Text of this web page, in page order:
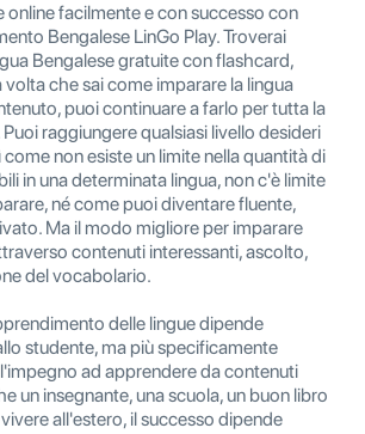
online facilmente e con successo con
Bengalese LinGo Play. Troverai
Bengalese gratuite con flashcard,
volta che sai come imparare la lingua
puoi continuare a farlo per tutta la
raggiungere qualsiasi livello desideri
come non esiste un limite nella quantità di
in una determinata lingua, non c'è limite
né come puoi diventare fluente,
Ma il modo migliore per imparare
contenuti interessanti, ascolto,
del vocabolario.
delle lingue dipende
studente, ma più specificamente
ad apprendere da contenuti
un insegnante, una scuola, un buon libro
all'estero, il successo dipende